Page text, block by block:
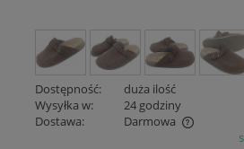
Dostępność:
duża ilość
Wysyłka w:
24 godziny
Dostawa:
Darmowa
Cena nie zawiera ewentualnych